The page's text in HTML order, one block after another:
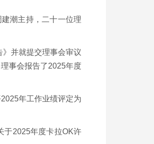
潮主持，二十一位理
并就提交理事会审议
事会报告了2025年度
年工作业绩评定为
于2025年度卡拉OK许